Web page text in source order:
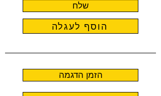
שלח
הוסף לעגלה
הזמן הדגמה